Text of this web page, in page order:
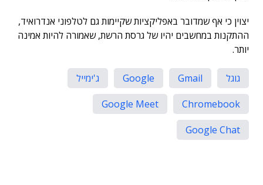
יצוין כי אף שמדובר באפליקציות שקיימות גם לטלפוני אנדרואיד,
ההתקנות במחשבים יהיו של גרסת הרשת, שאמורה להיות אמינה
יותר.
גוגל Gmail
Google
ג'ימייל
Chromebook
Google Meet
Google Chat